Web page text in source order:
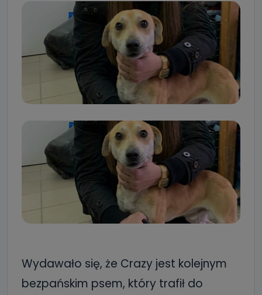
Wydawało się, że Crazy jest kolejnym
bezpańskim psem, który trafił do